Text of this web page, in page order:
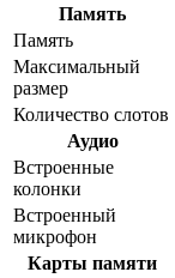
Память
Память
Максимальный
размер
Количество слотов
Аудио
Встроенные
колонки
Встроенный
микрофон
Карты памяти